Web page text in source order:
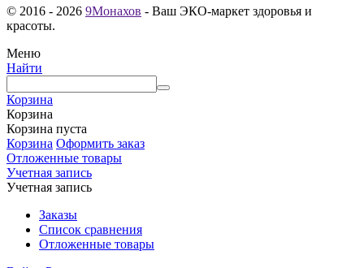
© 2016 - 2026 9Монахов - Ваш ЭКО-маркет здоровья и
красоты.
Меню
Найти
Корзина
Корзина
Корзина пуста
Корзина Оформить заказ
Отложенные товары
Учетная запись
Учетная запись
Заказы
Список сравнения
Отложенные товары